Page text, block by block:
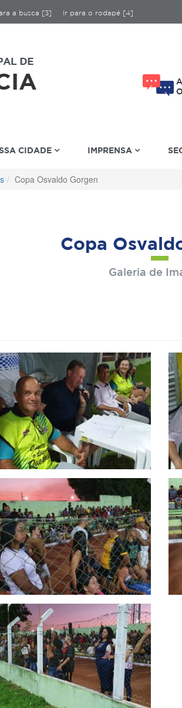
a busca [3] Ir para o rodapé [4]
CIDADE IMPRENSA
Copa Osvaldo Gorgen
Copa
Galeria de